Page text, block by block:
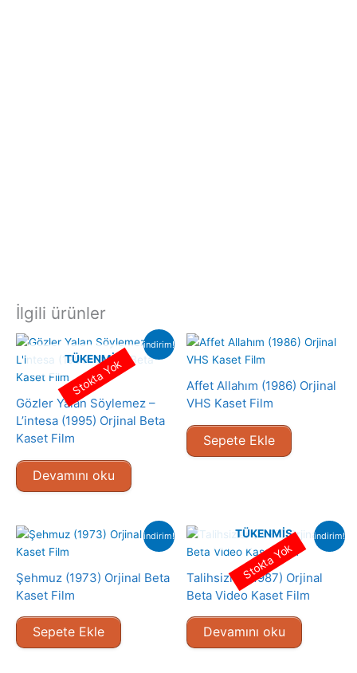
İlgili ürünler
indirim!
TÜKENMIŞ
Gözler Yalan Söylemez –
L’intesa (1995) Orjinal Beta
Kaset Film
Devamını oku
Stokta Yok
Affet Allahım (1986) Orjinal
VHS Kaset Film
Sepete Ekle
indirim!
Şehmuz (1973) Orjinal Beta
Kaset Film
Sepete Ekle
indirim!
TÜKENMIŞ
Talihsizler (1987) Orjinal
Beta Video Kaset Film
Devamını oku
Stokta Yok